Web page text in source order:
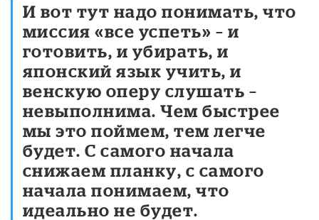
И вот тут надо понимать, что
миссия «все успеть» – и
готовить, и убирать, и
японский язык учить, и
венскую оперу слушать –
невыполнима. Чем быстрее
мы это поймем, тем легче
будет. С самого начала
снижаем планку, с самого
начала понимаем, что
идеально не будет.